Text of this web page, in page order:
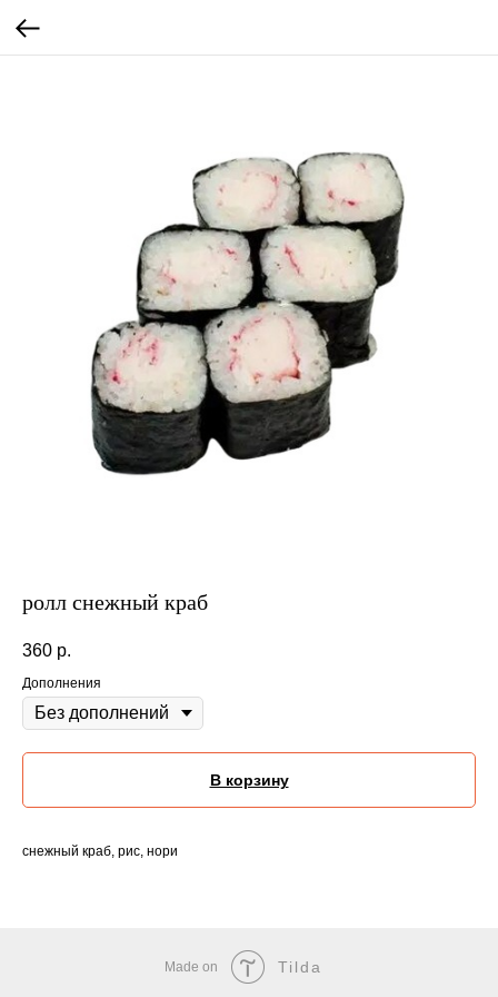
ролл снежный краб
360 р.
Дополнения
В корзину
снежный краб, рис, нори
Made on Tilda